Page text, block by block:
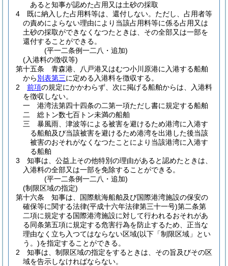
あると知事が認めた占用又は土砂の採取
4
既に納入した占用料等は、還付しない。 ただし、占用者等
の責めによらない理由により当該占用料等に係る占用又は
土砂の採取ができなくなつたときは、その全部又は一部を
還付することができる。
(平一二条例一二八・追加)
(入港料の徴収等)
第十五条
青森港、八戸港又はむつ小川原港に入港する船舶
から別表第三に定める入港料を徴収する。
2
前項の規定にかかわらず、次に掲げる船舶からは、入港料
を徴収しない。
一
港湾法第四十四条の二第一項ただし書に規定する船舶
二
総トン数七百トン未満の船舶
三
暴風雨、津波等による被害を避けるため港湾に入港す
る船舶及び当該被害を避けるため港湾を出港した後当該
被害のおそれがなくなつたことにより当該港湾に入港す
る船舶
3
知事は、公益上その他特別の理由があると認めたときは、
入港料の全部又は一部を免除することができる。
(平一二条例一二八・追加)
(制限区域の指定)
第十六条
知事は、国際航海船舶及び国際港湾施設の保安の
確保等に関する法律(平成十六年法律第三十一号)第二条第
二項に規定する国際港湾施設に対して行われるおそれがあ
る同条第五項に規定する危害行為を防止するため、正当な
理由なく立ち入つてはならない区域(以下「制限区域」とい
う。)を指定することができる。
2
知事は、制限区域の指定をするときは、その旨及びその区
域を告示しなければならない。